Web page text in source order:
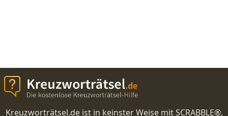
Kreuzworträtsel.de ist in keinster Weise mit SCRABBLE®,